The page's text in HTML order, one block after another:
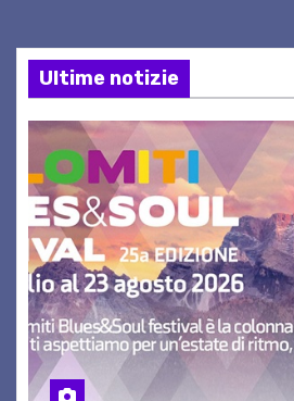
Ultime notizie